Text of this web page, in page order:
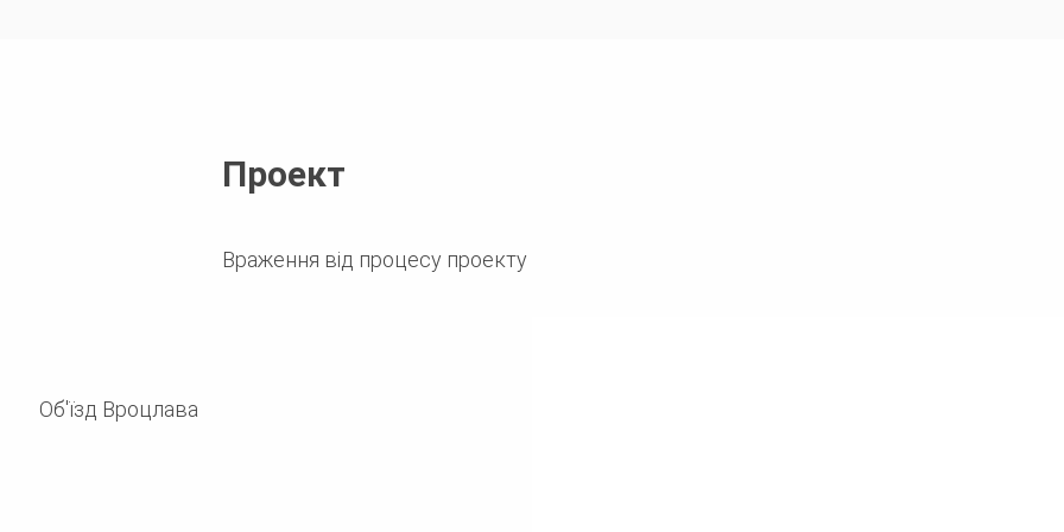
Проект
Враження від процесу проекту
Об'їзд Вроцлава